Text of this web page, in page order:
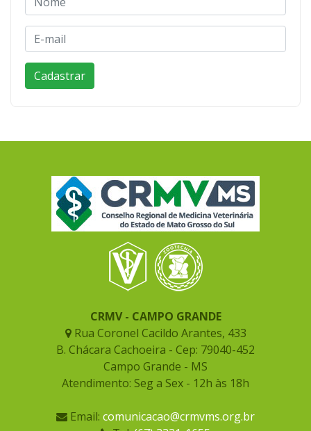
CRMV - CAMPO GRANDE
Rua Coronel Cacildo Arantes, 433
B. Chácara Cachoeira - Cep: 79040-452
Campo Grande - MS
Atendimento: Seg a Sex - 12h às 18h
Email: comunicacao@crmvms.org.br